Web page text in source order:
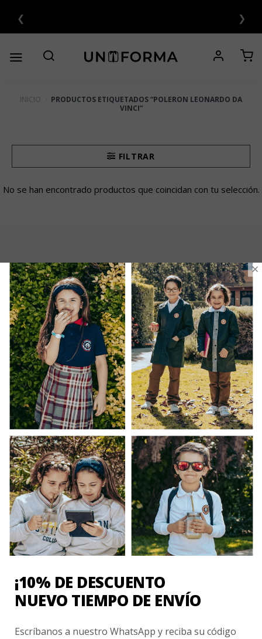
contenido
❮SIN INTERÉS 💳 ❯
INICIO
PRODUCTOS ETIQUETADOS “POLERON LEONARDO DA
VINCI”
FILTRAR
No se han encontrado productos que coincidan con tu selección.
Ventas Por Mayor
Uniforme Escolar Genéricos
Uniforme Escolar Colegios
Uniforme Empresas
Uniforme Clínico
Esenciales
Ayuda Al Cliente
Contacto
¿Cómo Comprar?
Cambios y Devoluciones
¿Cómo Medirme?
Conocenos
Nosotros
Inversionistas
¡10% DE DESCUENTO
NUEVO TIEMPO DE ENVÍO
Escríbanos a nuestro WhatsApp y reciba su código
×